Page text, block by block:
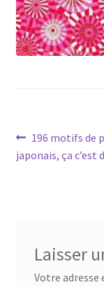
de
Article
précédent :
196 motifs de
japonais, ça c’est
Laisser
Votre adresse